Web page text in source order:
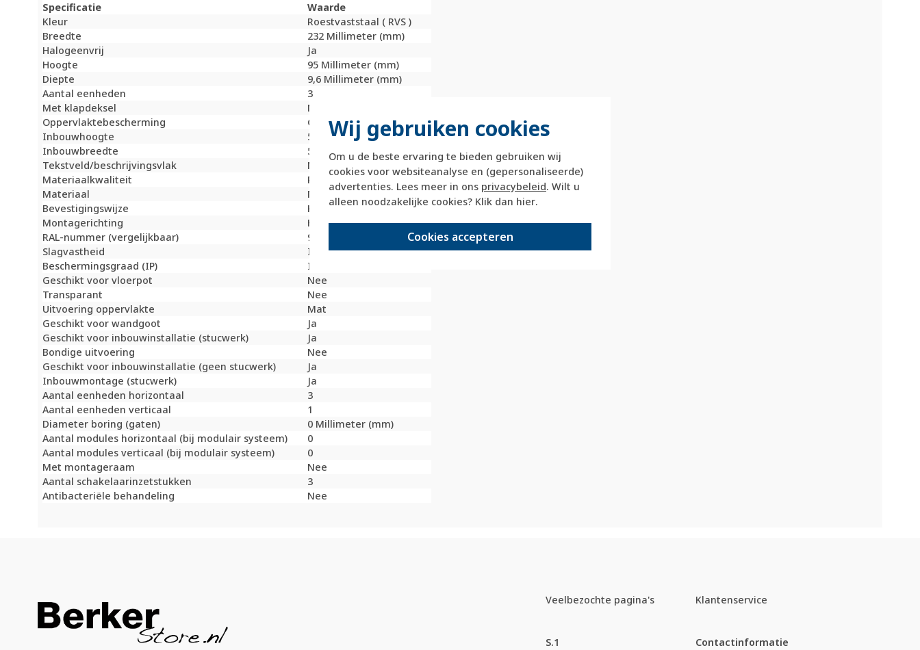
Wij gebruiken cookies
Om u de beste ervaring te bieden gebruiken wij
cookies voor websiteanalyse en (gepersonaliseerde)
advertenties. Lees meer in ons privacybeleid. Wilt u
alleen noodzakelijke cookies? Klik dan hier.
Cookies accepteren
Specificatie
Waarde
Kleur
Roestvaststaal ( RVS )
Breedte
232 Millimeter (mm)
Halogeenvrij
Ja
Hoogte
95 Millimeter (mm)
Diepte
9,6 Millimeter (mm)
Aantal eenheden
3
Met klapdeksel
Nee
Oppervlaktebescherming
Geborsteld
Inbouwhoogte
56 Millimeter (mm)
Inbouwbreedte
56 Millimeter (mm)
Tekstveld/beschrijvingsvlak
Nee
Materiaalkwaliteit
Roestvaststaal ( RVS )
Materiaal
Metaal
Bevestigingswijze
Klembevestiging
Montagerichting
Horizontaal
RAL-nummer (vergelijkbaar)
9022
Slagvastheid
IK07
Beschermingsgraad (IP)
IP20
Geschikt voor vloerpot
Nee
Transparant
Nee
Uitvoering oppervlakte
Mat
Geschikt voor wandgoot
Ja
Geschikt voor inbouwinstallatie (stucwerk)
Ja
Bondige uitvoering
Nee
Geschikt voor inbouwinstallatie (geen stucwerk)
Ja
Inbouwmontage (stucwerk)
Ja
Aantal eenheden horizontaal
3
Aantal eenheden verticaal
1
Diameter boring (gaten)
0 Millimeter (mm)
Aantal modules horizontaal (bij modulair systeem)
0
Aantal modules verticaal (bij modulair systeem)
0
Met montageraam
Nee
Aantal schakelaarinzetstukken
3
Antibacteriële behandeling
Nee
Veelbezochte pagina's
S.1
Klantenservice
Contactinformatie